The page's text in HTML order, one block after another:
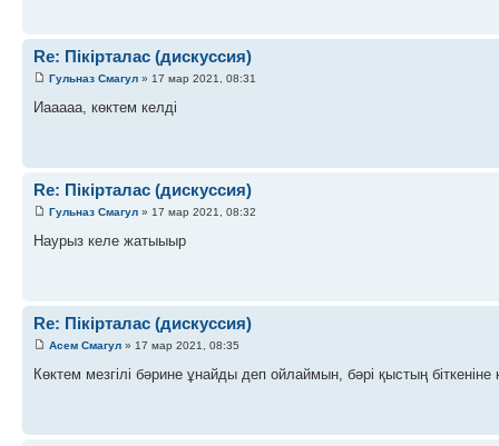
Re: Пікірталас (дискуссия)
Гульназ Смагул » 17 мар 2021, 08:31
Иааааа, көктем келді
Re: Пікірталас (дискуссия)
Гульназ Смагул » 17 мар 2021, 08:32
Наурыз келе жатыыыр
Re: Пікірталас (дискуссия)
Асем Смагул » 17 мар 2021, 08:35
Көктем мезгілі бәрине ұнайды деп ойлаймын, бәрі қыстың біткеніне